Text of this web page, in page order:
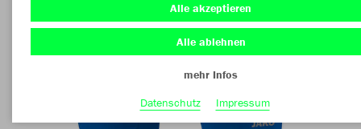
Alle akzeptieren
Alle ablehnen
mehr Infos
Datenschutz
Impressum